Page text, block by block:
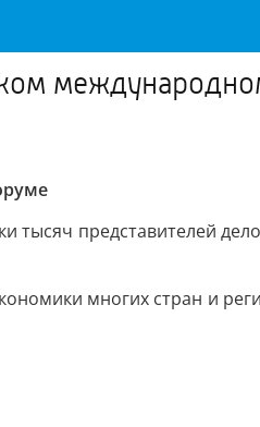
представителей
многих стран и